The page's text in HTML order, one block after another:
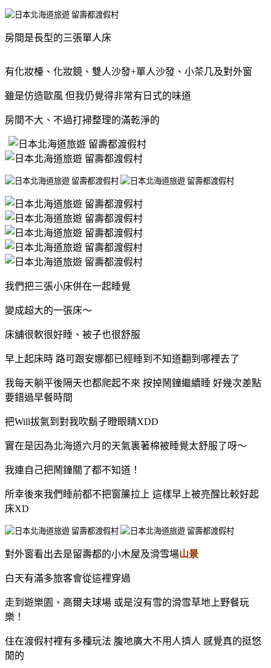
房間是長型的三張單人床
有化妝檯、化妝鏡、雙人沙發+單人沙發、小茶几及對外窗
雖是仿造歐風 但我仍覺得非常有日式的味道
房間不大、不過打掃整理的滿乾淨的
我們把三張小床併在一起睡覺
變成超大的一張床～
床舖很軟很好睡、被子也很舒服
早上起床時 路可跟安娜都已經睡到不知道翻到哪裡去了
我每天躺平後隔天也都爬起不來 按掉鬧鐘繼續睡 好幾次差點
要錯過早餐時間
把Will拔氣到對我吹鬍子瞪眼睛XDD
實在是因為北海道六月的天氣裏著棉被睡覺太舒服了呀～
我連自己把鬧鐘關了都不知道！
所幸後來我們睡前都不把窗簾拉上 這樣早上被亮醒比較好起
床XD
對外窗看出去是留壽都的小木屋及滑雪場山景
白天有滿多旅客會從這裡穿過
走到遊樂園、高爾夫球場 或是沒有雪的滑雪草地上野餐玩
樂！
住在渡假村裡有多種玩法 腹地廣大不用人擠人 感覺真的挺悠
閒的